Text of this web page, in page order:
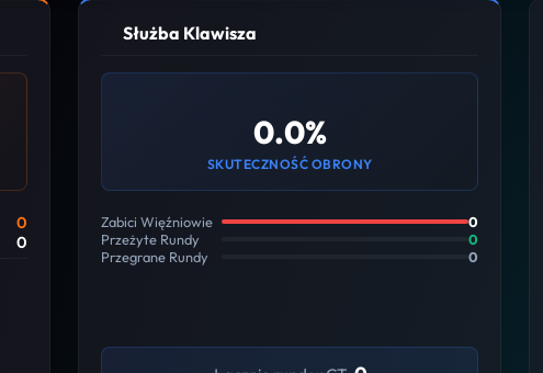
0
0
Służba Klawisza
0.0%
SKUTECZNOŚĆ OBRONY
Zabici Więźniowie
0
Przeżyte Rundy
0
Przegrane Rundy
0